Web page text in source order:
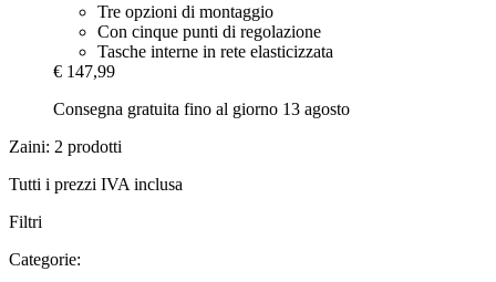
Tre opzioni di montaggio
Con cinque punti di regolazione
Tasche interne in rete elasticizzata
€ 147,99
Consegna gratuita fino al giorno 13 agosto
Zaini: 2 prodotti
Tutti i prezzi IVA inclusa
Filtri
Categorie: